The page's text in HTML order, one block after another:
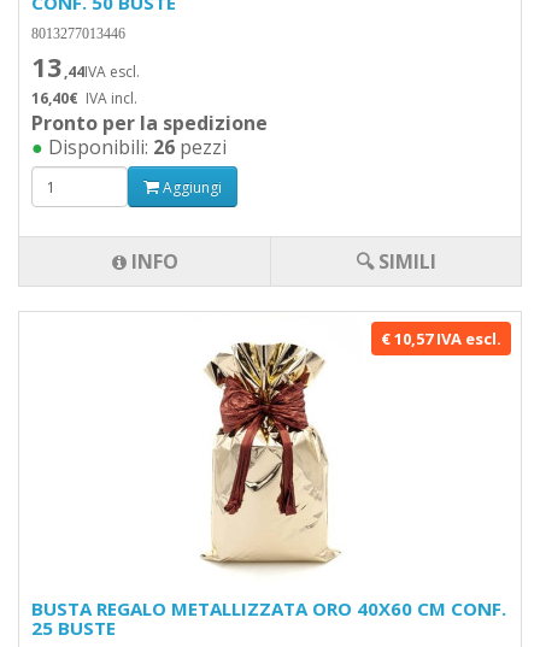
8013277013446
13,44IVA escl.
16,40€ IVA incl.
Pronto per la spedizione
● Disponibili: 26 pezzi
Aggiungi
INFO 🔍 SIMILI
€ 10,57 IVA escl.
BUSTA REGALO METALLIZZATA ORO 40X60 CM CONF.
25 BUSTE